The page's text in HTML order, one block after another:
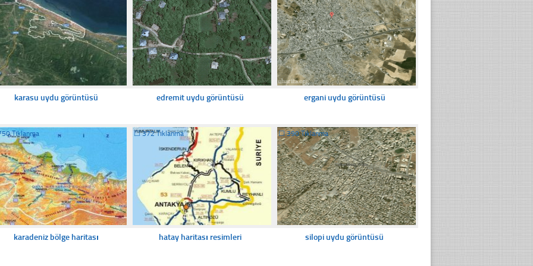
karasu uydu görüntüsü edremit uydu görüntüsü ergani uydu görüntüsü
Tıklanma
karadeniz bölge haritası
☐372 Tıklanma
hatay haritası resimleri
☐390 Tıklanma
silopi uydu görüntüsü